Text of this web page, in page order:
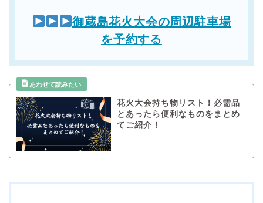
御蔵島花火大会の周辺駐車場
を予約する
花火大会持ち物リスト！必需品
とあったら便利なものをまとめ
てご紹介！